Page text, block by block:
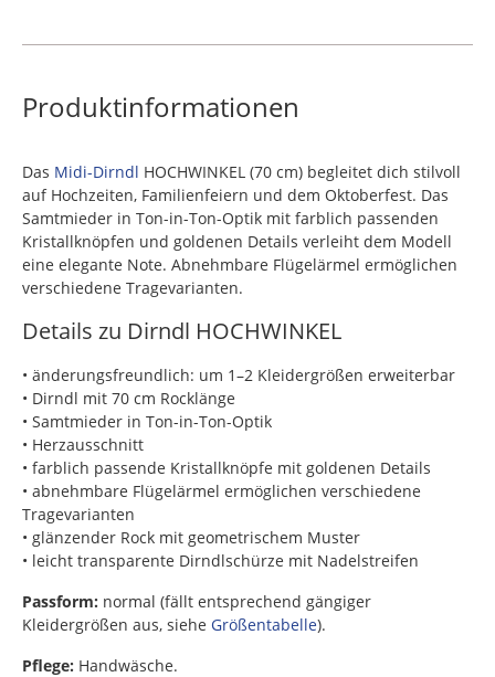
Produktinformationen
Das Midi-Dirndl HOCHWINKEL (70 cm) begleitet dich stilvoll
auf Hochzeiten, Familienfeiern und dem Oktoberfest. Das
Samtmieder in Ton-in-Ton-Optik mit farblich passenden
Kristallknöpfen und goldenen Details verleiht dem Modell
eine elegante Note. Abnehmbare Flügelärmel ermöglichen
verschiedene Tragevarianten.
Details zu Dirndl HOCHWINKEL
• änderungsfreundlich: um 1–2 Kleidergrößen erweiterbar
• Dirndl mit 70 cm Rocklänge
• Samtmieder in Ton-in-Ton-Optik
• Herzausschnitt
• farblich passende Kristallknöpfe mit goldenen Details
• abnehmbare Flügelärmel ermöglichen verschiedene
Tragevarianten
• glänzender Rock mit geometrischem Muster
• leicht transparente Dirndlschürze mit Nadelstreifen
Passform: normal (fällt entsprechend gängiger
Kleidergrößen aus, siehe Größentabelle).
Pflege: Handwäsche.